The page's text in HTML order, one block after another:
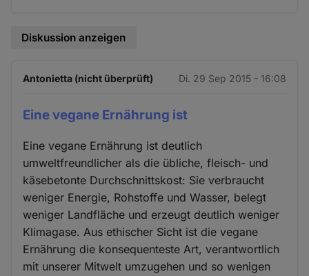
Diskussion anzeigen
Antonietta (nicht überprüft) Di. 29 Sep 2015 - 16:08
Eine vegane Ernährung ist
Eine vegane Ernährung ist deutlich
umweltfreundlicher als die übliche, fleisch- und
käsebetonte Durchschnittskost: Sie verbraucht
weniger Energie, Rohstoffe und Wasser, belegt
weniger Landfläche und erzeugt deutlich weniger
Klimagase. Aus ethischer Sicht ist die vegane
Ernährung die konsequenteste Art, verantwortlich
mit unserer Mitwelt umzugehen und so wenigen